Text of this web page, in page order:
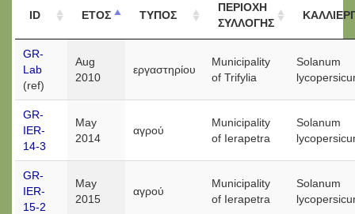
ID ΕΤΟΣ ΤΥΠΟΣ
ΠΕΡΙΟΧΗ
ΣΥΛΛΟΓΗΣ
GR-
Lab
(ref)
Aug
2010
εργαστηρίου
Municipality
of Trifylia
Solanum
GR-
IER-
14-3
May
2014
αγρού
Municipality
of Ierapetra
Solanum
GR-
IER-
15-2
May
2015
αγρού
Municipality
of Ierapetra
Solanum